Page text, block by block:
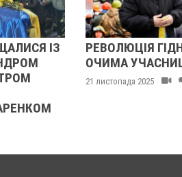
РЕВОЛЮЦІЯ ГІДНОСТІ 2013
ОЧИМА УЧАСНИЦІ
21 листопада 2025 0